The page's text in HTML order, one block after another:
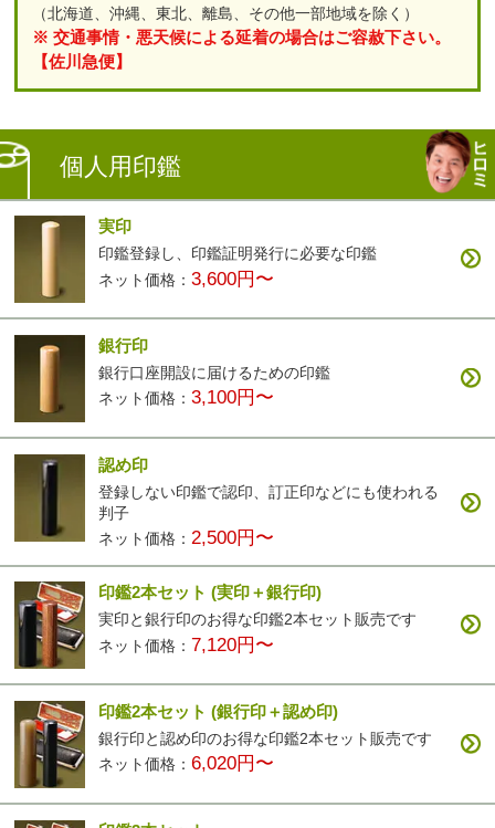
（北海道、沖縄、東北、離島、その他一部地域を除く）
※ 交通事情・悪天候による延着の場合はご容赦下さい。
【佐川急便】
個人用印鑑
実印
印鑑登録し、印鑑証明発行に必要な印鑑
ネット価格：3,600円〜
銀行印
銀行口座開設に届けるための印鑑
ネット価格：3,100円〜
認め印
登録しない印鑑で認印、訂正印などにも使われる
判子
ネット価格： 2,500円〜
印鑑2本セット(実印＋銀行印)
実印と銀行印のお得な印鑑2本セット販売です
ネット価格：7,120円〜
印鑑2本セット(銀行印＋認め印)
銀行印と認め印のお得な印鑑2本セット販売です
ネット価格：6,020円〜